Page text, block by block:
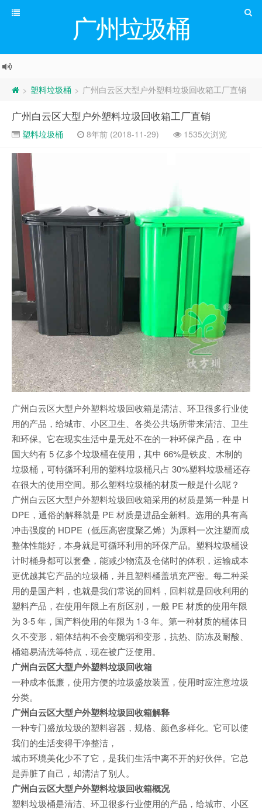
广州垃圾桶
> 塑料垃圾桶 > 广州白云区大型户外塑料垃圾回收箱工厂直销
广州白云区大型户外塑料垃圾回收箱工厂直销
塑料垃圾桶 8年前 (2018-11-29) 1535次浏览
广州白云区大型户外塑料垃圾回收箱是清洁、环卫很多行业使
用的产品，给城市、小区卫生、各类公共场所带来清洁、卫生
和环保。它在现实生活中是无处不在的一种环保产品，在 中
国大约有 5 亿多个垃圾桶在使用，其中 66%是铁皮、木制的
垃圾桶，可特循环利用的塑料垃圾桶只占 30%塑料垃圾桶还存
在很大的使用空间。那么塑料垃圾桶的材质一般是什么呢？
广州白云区大型户外塑料垃圾回收箱采用的材质是第一种是 H
DPE，通俗的解释就是 PE 材质是进品全新料。选用的具有高
冲击强度的 HDPE（低压高密度聚乙烯）为原料一次注塑而成
整体性能好，本身就是可循环利用的环保产品。塑料垃圾桶设
计时桶身都可以套叠，能减少物流及仓储时的体积，运输成本
更优越其它产品的垃圾桶，并且塑料桶盖填充严密。每二种采
用的是国产料，也就是我们常说的回料，回料就是回收利用的
塑料产品，在使用年限上有所区别，一般 PE 材质的使用年限
为 3-5 年，国产料使用的年限为 1-3 年。第一种材质的桶体日
久不变形，箱体结构不会变脆弱和变形，抗热、防冻及耐酸、
桶箱易清洗等特点，现在被广泛使用。
广州白云区大型户外塑料垃圾回收箱
一种成本低廉，使用方便的垃圾盛放装置，使用时应注意垃圾
分类。
广州白云区大型户外塑料垃圾回收箱解释
一种专门盛放垃圾的塑料容器，规格、颜色多样化。它可以使
我们的生活变得干净整洁，
城市环境美化少不了它，是我们生活中离不开的好伙伴。它总
是弄脏了自己，却清洁了别人。
广州白云区大型户外塑料垃圾回收箱概况
塑料垃圾桶是清洁、环卫很多行业使用的产品，给城市、小区